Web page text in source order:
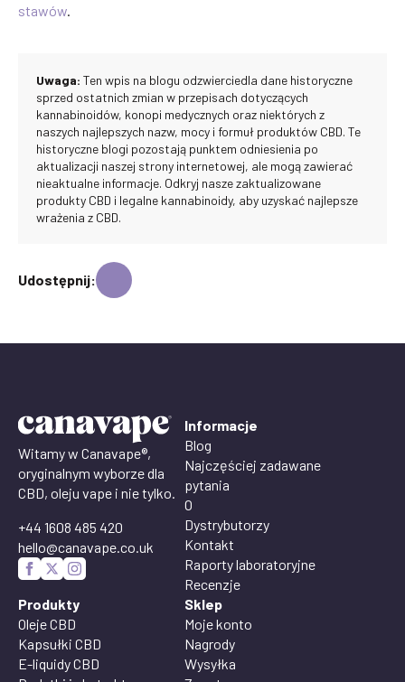
stawów.
Uwaga: Ten wpis na blogu odzwierciedla dane historyczne
sprzed ostatnich zmian w przepisach dotyczących
kannabinoidów, konopi medycznych oraz niektórych z
naszych najlepszych nazw, mocy i formuł produktów CBD. Te
historyczne blogi pozostają punktem odniesienia po
aktualizacji naszej strony internetowej, ale mogą zawierać
nieaktualne informacje. Odkryj nasze zaktualizowane
produkty CBD i legalne kannabinoidy, aby uzyskać najlepsze
wrażenia z CBD.
Udostępnij:
Witamy w Canavape®,
oryginalnym wyborze dla
CBD, oleju vape i nie tylko.
+44 1608 485 420
hello@canavape.co.uk
Informacje
Blog
Najczęściej zadawane
pytania
O
Dystrybutorzy
Kontakt
Raporty laboratoryjne
Recenzje
Produkty
Oleje CBD
Kapsułki CBD
E-liquidy CBD
Sklep
Moje konto
Nagrody
Wysyłka